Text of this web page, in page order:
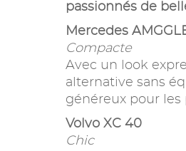
passionnés de
Mercedes
Compacte
Avec un look
alternative sans
généreux pour les
Volvo XC 40
Chic